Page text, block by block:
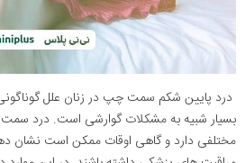
درد پایین شکم سمت چپ در زنان علل
بسیار شبیه به مشکلات گوارشی است. درد
مختلفی دارد و گاهی اوقات ممکن است نشان